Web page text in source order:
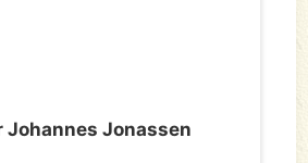
Johannes Jonassen